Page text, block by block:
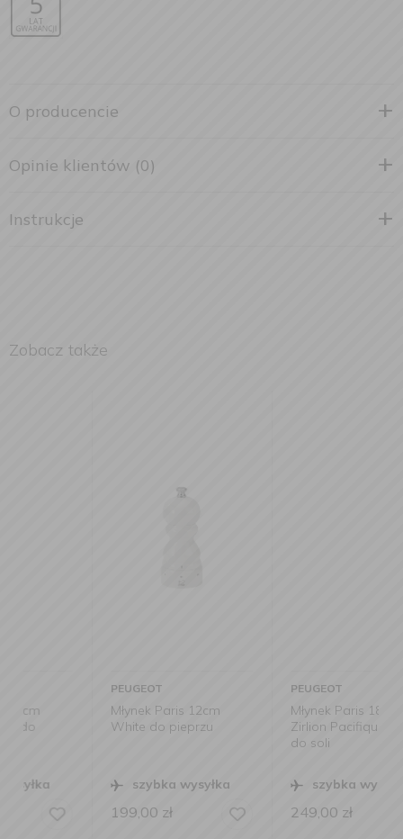
O producencie
Opinie klientów (0)
Instrukcje
Zobacz także
Młynek Paris 12cm
White do pieprzu
szybka wysyłka
199,00
Młynek Paris 18cm
Zirlion Pacifique Blue
szybka wysyłka
249,00